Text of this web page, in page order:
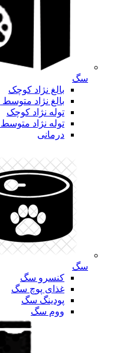
سگ
بالغ نژاد کوچک
بالغ نژاد
توله نژاد کوچک
توله نژاد
درمانی
سگ
کنسرو سگ
غذای پوچ سگ
پودینگ سگ
ووم سگ